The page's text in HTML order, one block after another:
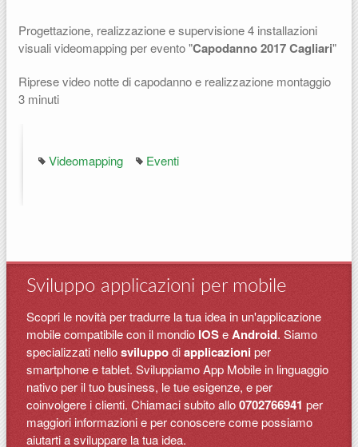
Progettazione, realizzazione e supervisione 4 installazioni
visuali videomapping per evento "Capodanno 2017 Cagliari"
Riprese video notte di capodanno e realizzazione montaggio
3 minuti
Videomapping Eventi
Sviluppo applicazioni per mobile
Scopri le novità per tradurre la tua idea in un'applicazione
mobile compatibile con il mondio IOSeAndroid. Siamo
specializzati nellosviluppodiapplicazioniper
smartphone e tablet. Sviluppiamo App Mobile in linguaggio
nativo per il tuo business, le tue esigenze, e per
coinvolgere i clienti. Chiamaci subito allo0702766941 per
maggiori informazioni e per conoscere come possiamo
aiutarti a sviluppare la tua idea.